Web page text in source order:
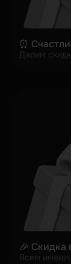
⏰
Дарим
🎉 Скидка
Всем